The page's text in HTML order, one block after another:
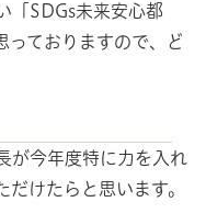
「SDGs未来安心都
っておりますので、ど
が今年度特に力を入れ
けたらと思います。